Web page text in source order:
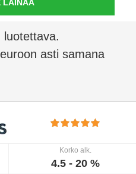
LAINAA
luotettava.
asti samana
Korko alk.
4.5 - 20 %